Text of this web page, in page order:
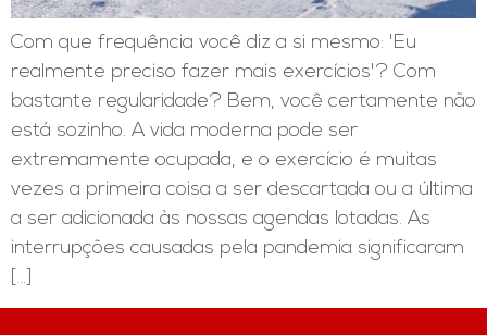
Com que frequência você diz a si mesmo: 'Eu
realmente preciso fazer mais exercícios'? Com
bastante regularidade? Bem, você certamente não
está sozinho. A vida moderna pode ser
extremamente ocupada, e o exercício é muitas
vezes a primeira coisa a ser descartada ou a última
a ser adicionada às nossas agendas lotadas. As
interrupções causadas pela pandemia significaram
[…]